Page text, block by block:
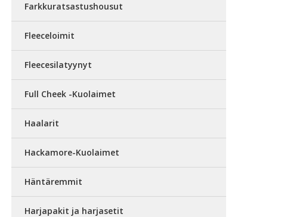
Farkkuratsastushousut
Fleeceloimit
Fleecesilatyynyt
Full Cheek -Kuolaimet
Haalarit
Hackamore-Kuolaimet
Häntäremmit
Harjapakit ja harjasetit